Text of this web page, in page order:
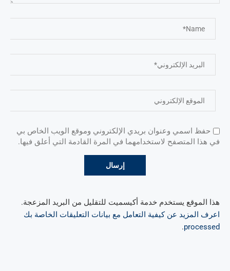
حفظ اسمي وعنوان بريدي الإلكتروني وموقع الويب الخاص بي
في هذا المتصفح لاستخدامهما في المرة القادمة التي أعلق فيها.
هذا الموقع يستخدم خدمة أكيسميت للتقليل من البريد المزعجة.
اعرف المزيد عن كيفية التعامل مع بيانات التعليقات الخاصة بك
processed
.